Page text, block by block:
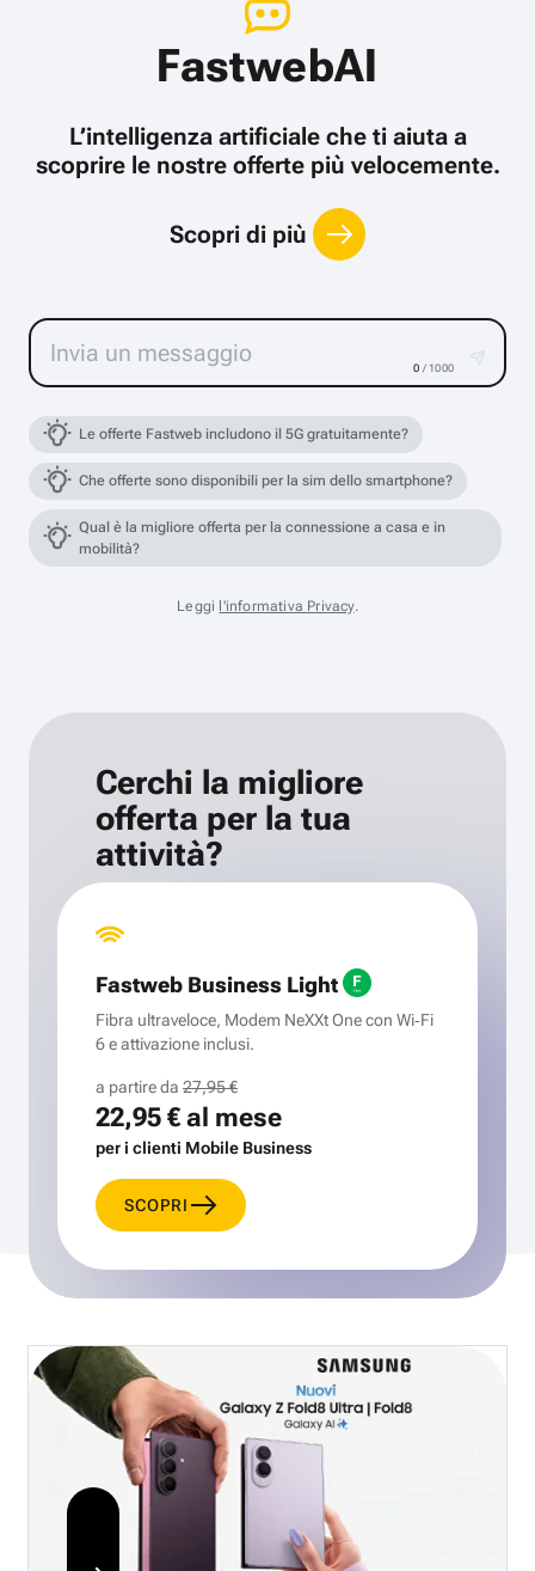
FastwebAI
L’intelligenza artificiale che ti aiuta a
scoprire le nostre offerte più velocemente.
Scopri di più
0 / 1000
Le offerte Fastweb includono il 5G gratuitamente?
Che offerte sono disponibili per la sim dello smartphone?
Qual è la migliore offerta per la connessione a casa e in
mobilità?
Leggi l'informativa Privacy.
Cerchi la migliore
offerta per la tua
attività?
Fastweb Business Light
Fibra ultraveloce, Modem NeXXt One con Wi‑Fi
6 e attivazione inclusi.
a partire da 27,95 €
22,95 €al mese
per i clienti Mobile Business
SCOPRI